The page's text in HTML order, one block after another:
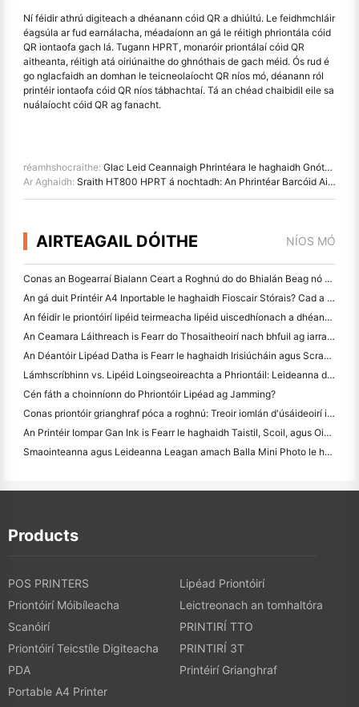
Ní féidir athrú digiteach a dhéanann cóid QR a dhiúltú. Le feidhmchláir
éagsúla ar fud earnálacha, méadaíonn an gá le réitigh phriontála cóid
QR iontaofa gach lá. Tugann HPRT, monaróir priontálaí cóid QR
aitheanta, réitigh atá oiriúnaithe do ghnóthais de gach méid. Ós rud é
go nglacfaidh an domhan le teicneolaíocht QR níos mó, déanann ról
printéir iontaofa cóid QR níos tábhachtaí. Tá an chéad chaibidil eile sa
nuálaíocht cóid QR ag fanacht.
réamhshocraithe: Glac Leid Ceannaigh Phrintéara le haghaidh Gnóthaí Mionsonraí agus Tosaigh
Ar Aghaidh: Sraith HT800 HPRT á nochtadh: An Phrintéar Barcóid Aistrithe Teirmice is Deireanaí le haghaidh Gnóthaí Nua- aimseartha
AIRTEAGAIL DÓITHE NÍOS MÓ
Conas an Bogearraí Bialann Ceart a Roghnú do do Bhialán Beag nó Meánmhéide
An gá duit Printéir A4 Inportable le haghaidh Fioscair Stórais? Cad a Oibríonn i ndáiríre
An féidir le priontóirí lipéid teirmeacha lipéid uiscedhíonach a dhéanamh do tháirgí gnó beag?
An Ceamara Láithreach is Fearr do Thosaitheoirí nach bhfuil ag iarraidh páipéar a chaitheamh
An Déantóir Lipéad Datha is Fearr le haghaidh Irisiúcháin agus Scrapbooking: Cuir Tuilleadh Datha le Gach Leathanach
Lámhscríbhinn vs. Lipéid Loingseoireachta a Phriontáil: Leideanna do Ghnólachtaí Beaga in 2026
Cén fáth a choinníonn do Phriontóir Lipéad ag Jamming?
Conas priontóir grianghraf póca a roghnú: Treoir iomlán d'úsáideoirí iris, taistil agus iPhone
An Printéir Iompar Gan Ink is Fearr le haghaidh Taistil, Scoil, agus Oibre Soghluaiste: Athbhreithniú Hanin MT620 Pro
Smaointeanna agus Leideanna Leagan amach Balla Mini Photo le haghaidh maisiú seomra leapa agus dormitory
Products
POS PRINTERS
Lipéad Priontóirí
Priontóirí Móibíleacha
Leictreonach an tomhaltóra
Scanóirí
PRINTIRÍ TTO
Priontóirí Teicstíle Digiteacha
PRINTIRÍ 3T
PDA
Printéirí Grianghraf
Portable A4 Printer